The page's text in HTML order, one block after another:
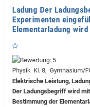
Ladung Der
Experimenten
Elementarladung
Physik Kl. 8, Gymnasium/
Elektrische Leistung,
Der Ladungsbegriff wird
Bestimmung der